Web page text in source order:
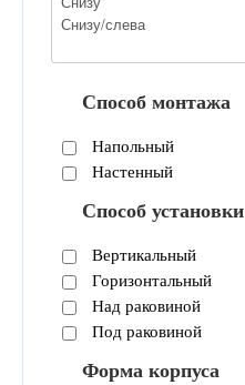
Способ монтажа
Напольный
Настенный
Способ установки
Вертикальный
Горизонтальный
Над раковиной
Под раковиной
Форма корпуса